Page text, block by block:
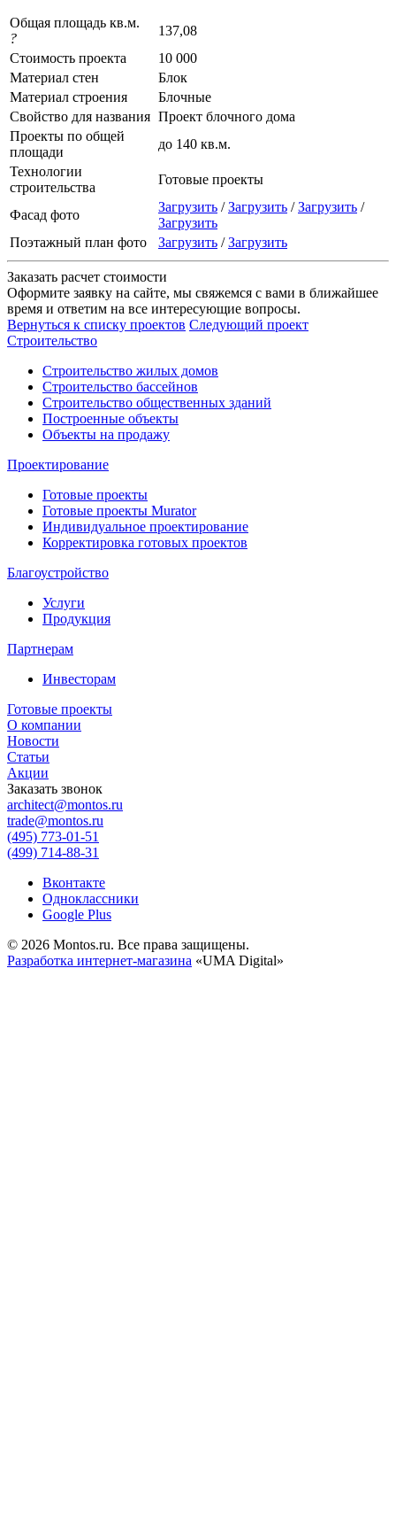
Общая площадь кв.м.
?
137,08
Стоимость проекта
10 000
Материал стен
Блок
Материал строения
Блочные
Свойство для названия Проект блочного дома
Проекты по общей
площади
до 140 кв.м.
Технологии
строительства
Готовые проекты
Фасад фото
Загрузить /Загрузить /Загрузить /
Загрузить
Поэтажный план фото
Загрузить /Загрузить
Заказать расчет стоимости
Оформите заявку на сайте, мы свяжемся с вами в ближайшее
время и ответим на все интересующие вопросы.
Вернуться к списку проектов Следующий проект
Строительство
Строительство жилых домов
Строительство бассейнов
Строительство общественных зданий
Построенные объекты
Объекты на продажу
Проектирование
Готовые проекты
Готовые проекты Murator
Индивидуальное проектирование
Корректировка готовых проектов
Благоустройство
Услуги
Продукция
Партнерам
Инвесторам
Готовые проекты
О компании
Новости
Статьи
Акции
Заказать звонок
architect@montos.ru
trade@montos.ru
(495) 773-01-51
(499) 714-88-31
Вконтакте
Одноклассники
Google Plus
© 2026 Montos.ru. Все права защищены.
Разработка интернет-магазина «UMA Digital»